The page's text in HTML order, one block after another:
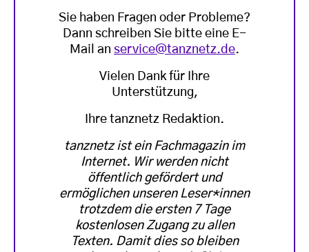
Sie haben Fragen oder Probleme?
Dann schreiben Sie bitte eine E-
Mail an service@tanznetz.de.
Vielen Dank für Ihre
Unterstützung,
Ihre tanznetz Redaktion.
tanznetz ist ein Fachmagazin im
Internet. Wir werden nicht
öffentlich gefördert und
ermöglichen unseren Leser*innen
trotzdem die ersten 7 Tage
kostenlosen Zugang zu allen
Texten. Damit dies so bleiben